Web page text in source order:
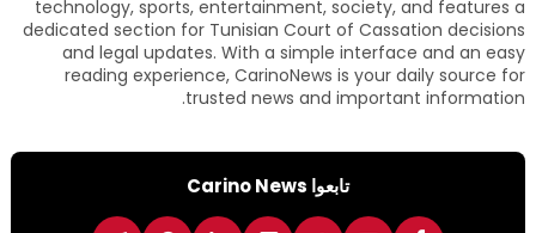
technology, sports, entertainment, society, and features a
dedicated section for Tunisian Court of Cassation decisions
and legal updates. With a simple interface and an easy
reading experience, CarinoNews is your daily source for
trusted news and important information.
تابعوا Carino News